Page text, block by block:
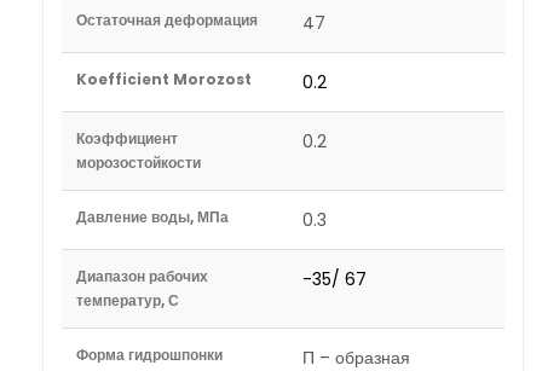
Остаточная деформация 47
Koefficient Morozost 0.2
Коэффициент
морозостойкости
0.2
Давление воды, МПа 0.3
Диапазон рабочих
температур, С
-35/ 67
Форма гидрошпонки П – образная